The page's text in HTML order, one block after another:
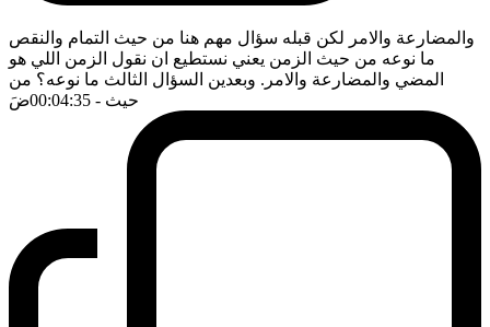
والمضارعة والامر لكن قبله سؤال مهم هنا من حيث التمام والنقص
ما نوعه من حيث الزمن يعني نستطيع ان نقول الزمن اللي هو
المضي والمضارعة والامر. وبعدين السؤال الثالث ما نوعه؟ من
حيث - 00:04:35 ضَ